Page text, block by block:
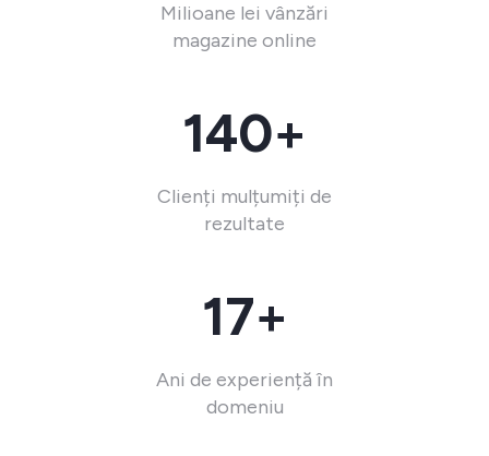
Milioane lei vânzări
magazine online
140+
Clienți mulțumiți de
rezultate
17+
Ani de experiență în
domeniu